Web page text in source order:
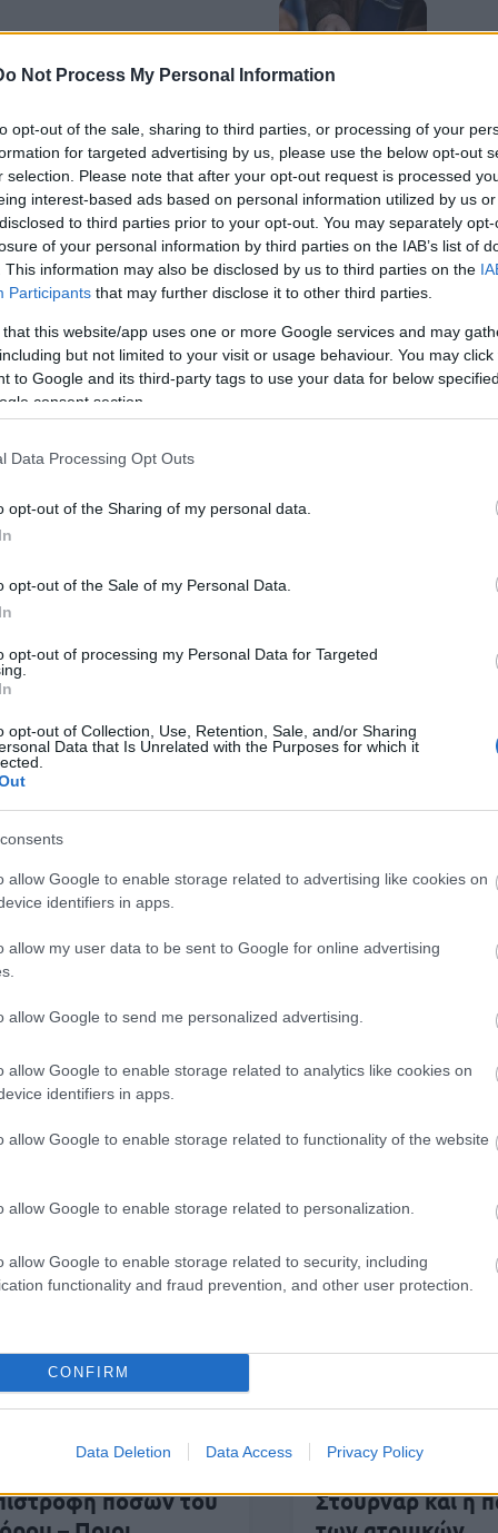
Not Process My Personal Information
opt-out of the sale, sharing to third parties, or processing of your
for targeted advertising by us, please use the below opt-out
selection. Please note that after your opt-out request is processed
interest-based ads based on personal information utilized by us
to third parties prior to your opt-out. You may separately
of your personal information by third parties on the IAB’s list of
This information may also be disclosed by us to third parties on the
Participants that may further disclose it to other third parties.
that this website/app uses one or more Google services and may
but not limited to your visit or usage behaviour. You may
to Google and its third-party tags to use your data for below
consent section.
Data Processing Opt Outs
opt-out of the Sharing of my personal data.
opt-out of the Sale of my Personal Data.
opt-out of processing my Personal Data for Targeted
opt-out of Collection, Use, Retention, Sale, and/or Sharing
Data that Is Unrelated with the Purposes for which it
allow Google to enable storage related to advertising like cookies on
identifiers in apps.
allow my user data to be sent to Google for online advertising
allow Google to send me personalized advertising.
allow Google to enable storage related to analytics like cookies on
identifiers in apps.
allow Google to enable storage related to functionality of the website
allow Google to enable storage related to personalization.
allow Google to enable storage related to security, including
functionality and fraud prevention, and other user protection.
CONFIRM
Data Deletion Data Access Privacy Policy
επίδομα 300 ευρώ: Οι
συνταξιούχων που δεν θα
χρήματα
e-
Συντάξεις
2026 05:00
300 ευρώ
συνταξιούχους:
είναι οι
Κοινωνία
06 Ιουλ 2026 13:52
Συντάξεις: Ποιοι
Συντάξεις
2026 14:32
Τέλος στην περικοπή
συντάξεων χηρείας
03
Επιδόματα
Ιουλ 2026 05:30
επίδομα 250
από τον e-ΕΦΚΑ:
τον Ιούλιο
03 Ιουλ 2026 05:00
στις συντάξεις
περισσότερα
Συντάξεις
συνταξιούχων – Τι αλλάζει
Οικονομία
ΕΦΚΑ: Από 1η
ποσών του
Συντάξεις: Οι
Στουρνάρ και η